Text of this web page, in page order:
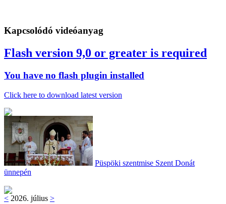
Kapcsolódó videóanyag
Flash version 9,0 or greater is required
You have no flash plugin installed
Click here to download latest version
Püspöki szentmise Szent Donát
ünnepén
< 2026. július >